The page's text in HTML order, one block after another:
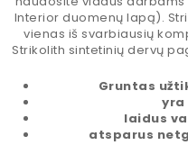
Interior duomenų lapą).
vienas iš svarbiausių
Strikolith sintetinių dervų
Gruntas
yra
laidus
atsparus